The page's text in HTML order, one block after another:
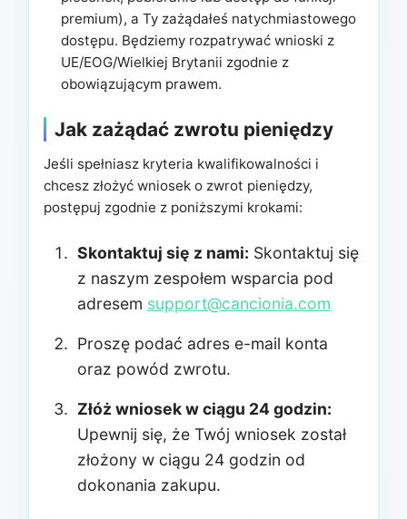
premium), a Ty zażądałeś natychmiastowego
dostępu. Będziemy rozpatrywać wnioski z
UE/EOG/Wielkiej Brytanii zgodnie z
obowiązującym prawem.
Jak zażądać zwrotu pieniędzy
Jeśli spełniasz kryteria kwalifikowalności i
chcesz złożyć wniosek o zwrot pieniędzy,
postępuj zgodnie z poniższymi krokami:
Skontaktuj się z nami: Skontaktuj się
z naszym zespołem wsparcia pod
adresem support@cancionia.com
Proszę podać adres e-mail konta
oraz powód zwrotu.
Złóż wniosek w ciągu 24 godzin:
Upewnij się, że Twój wniosek został
złożony w ciągu 24 godzin od
dokonania zakupu.